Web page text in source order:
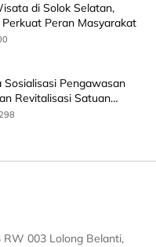
di Solok Selatan,
Peran Masyarakat
Sosialisasi Pengawasan
Revitalisasi Satuan
RW 003 Lolong Belanti,